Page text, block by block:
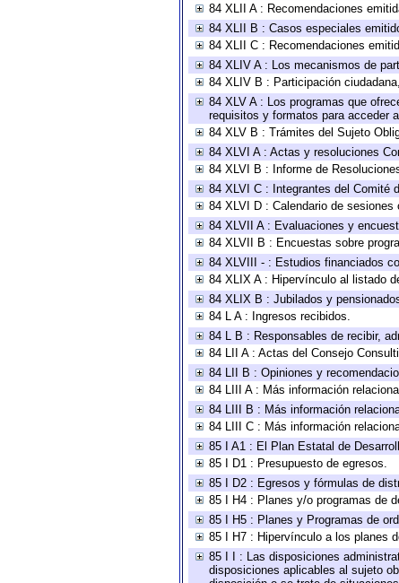
84 XLII A : Recomendaciones
84 XLII B : Casos especiales
84 XLII C : Recomendaciones
84 XLIV A : Los mecanismos de
84 XLIV B : Participación
84 XLV A : Los programas que
requisitos y formatos para acceder
84 XLV B : Trámites del Sujeto
84 XLVI A : Actas y resoluciones
84 XLVI B : Informe de
84 XLVI C : Integrantes del Comité
84 XLVI D : Calendario de
84 XLVII A : Evaluaciones y
84 XLVII B : Encuestas sobre
84 XLVIII - : Estudios financiados
84 XLIX A : Hipervínculo al listado
84 XLIX B : Jubilados y
84 L A : Ingresos recibidos.
84 L B : Responsables de recibir,
84 LII A : Actas del Consejo
84 LII B : Opiniones y
84 LIII A : Más información
84 LIII B : Más información
84 LIII C : Más información
85 I A1 : El Plan Estatal de
85 I D1 : Presupuesto de egresos.
85 I D2 : Egresos y fórmulas de
85 I H4 : Planes y/o programas de
85 I H5 : Planes y Programas de
85 I H7 : Hipervínculo a los planes
85 I I : Las disposiciones
disposiciones aplicables al sujeto